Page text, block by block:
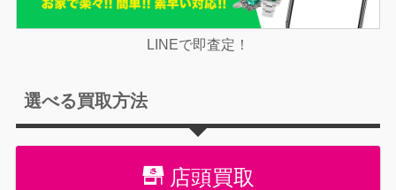
LINEで即査定！
選べる買取方法
店頭買取